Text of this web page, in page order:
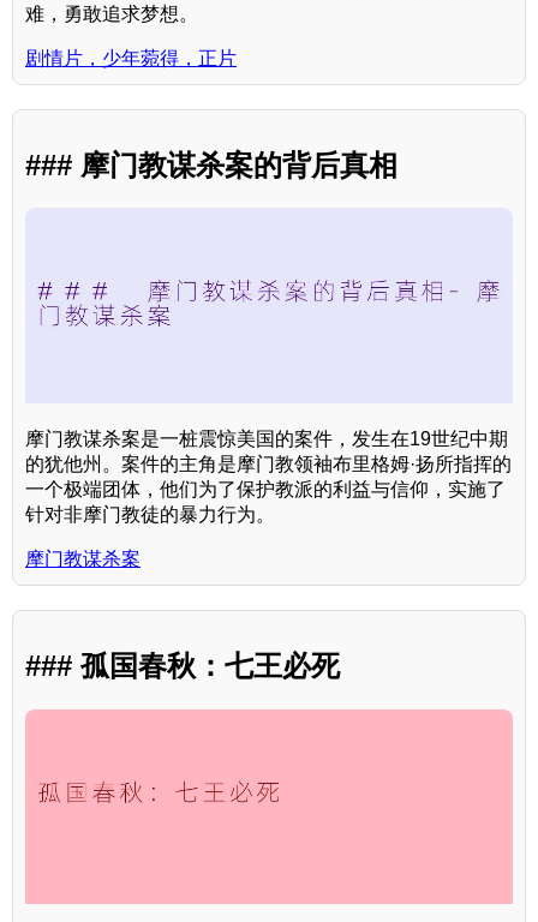
难，勇敢追求梦想。
剧情片，少年菀得，正片
### 摩门教谋杀案的背后真相
摩门教谋杀案是一桩震惊美国的案件，发生在19世纪中期
的犹他州。案件的主角是摩门教领袖布里格姆·扬所指挥的
一个极端团体，他们为了保护教派的利益与信仰，实施了
针对非摩门教徒的暴力行为。
摩门教谋杀案
### 孤国春秋：七王必死